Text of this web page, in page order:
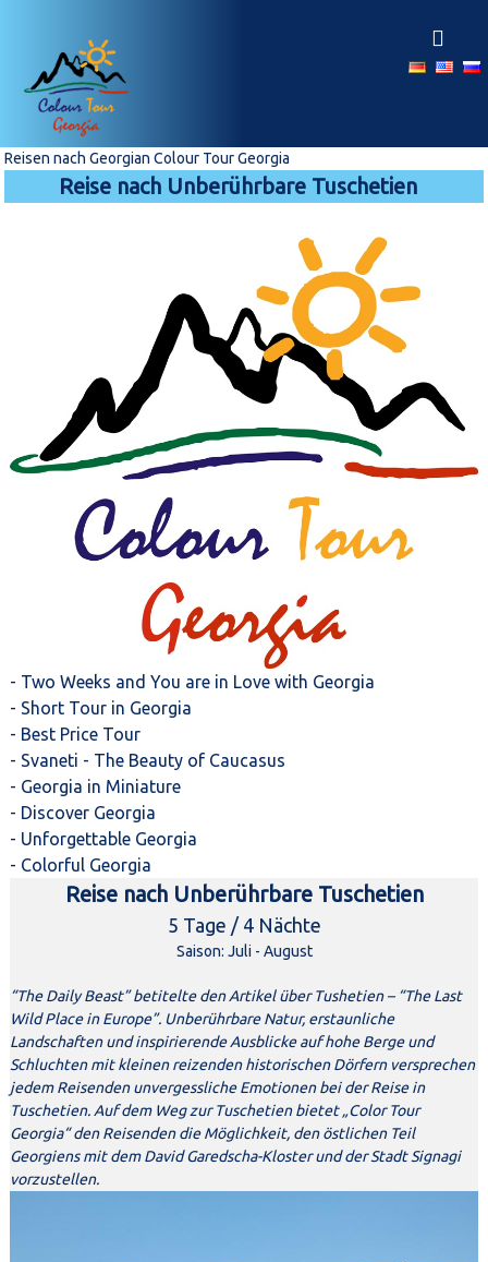
z
u
Reisen nach Georgian Colour Tour Georgia
Reise nach Unberührbare Tuschetien
- Two Weeks and You are in Love with Georgia
- Short Tour in Georgia
- Best Price Tour
- Svaneti - The Beauty of Caucasus
- Georgia in Miniature
- Discover Georgia
- Unforgettable Georgia
- Colorful Georgia
Reise nach Unberührbare Tuschetien
5 Tage / 4 Nächte
Saison: Juli - August
“The Daily Beast” betitelte den Artikel über Tushetien – “The Last
Wild Place in Europe”. Unberührbare Natur, erstaunliche
Landschaften und inspirierende Ausblicke auf hohe Berge und
Schluchten mit kleinen reizenden historischen Dörfern versprechen
jedem Reisenden unvergessliche Emotionen bei der Reise in
Tuschetien. Auf dem Weg zur Tuschetien bietet „Color Tour
Georgia“ den Reisenden die Möglichkeit, den östlichen Teil
Georgiens mit dem David Garedscha-Kloster und der Stadt Signagi
vorzustellen.